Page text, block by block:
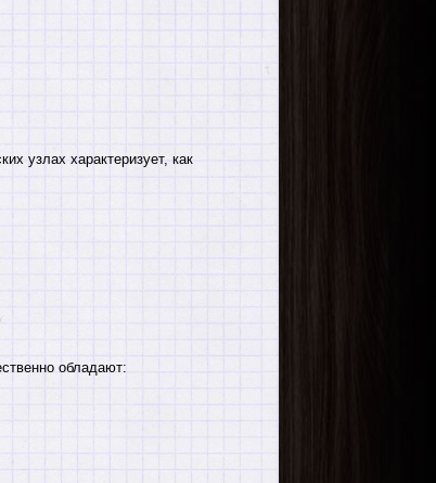
узлах характеризует, как
обладают: